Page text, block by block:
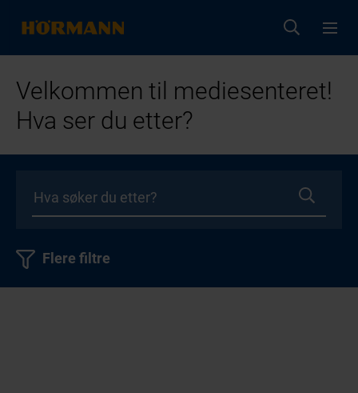
Velkommen til mediesenteret!
Hva ser du etter?
Flere filtre